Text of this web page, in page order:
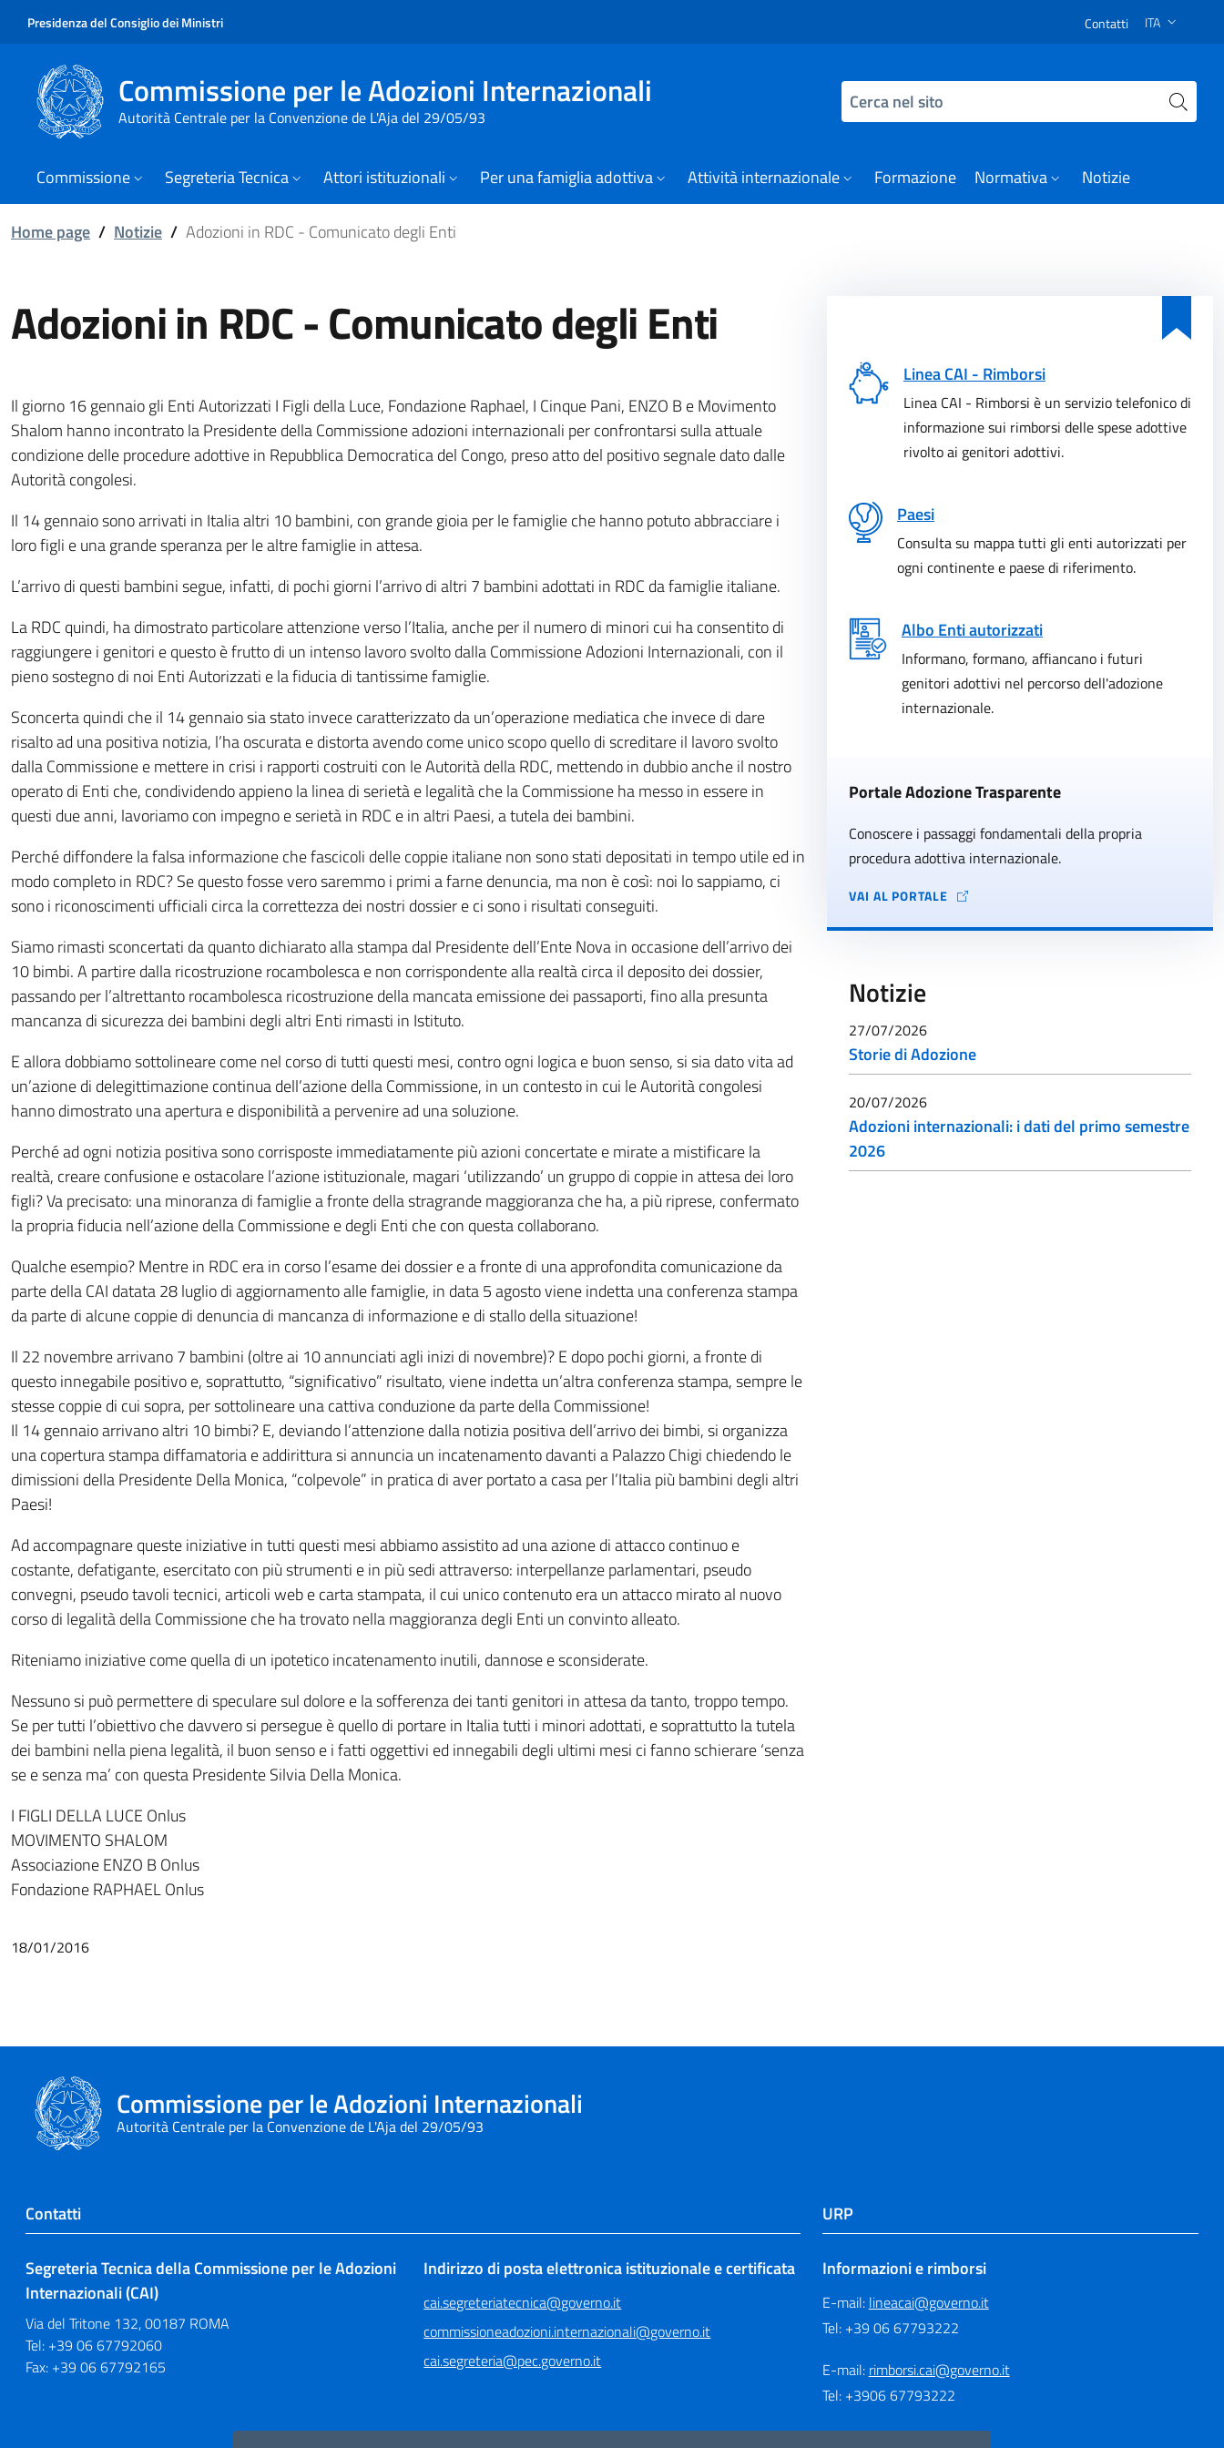
Presidenza del Consiglio dei Ministri Contatti SELEZIONE
ITA
Commissione per le Adozioni Internazionali
Autorità Centrale per la Convenzione de L'Aja del 29/05/93
Cerca nel sito
Commissione Segreteria Tecnica Attori istituzionali Per una famiglia adottiva Attività internazionale Formazione Normativa Notizie
Home page / Notizie / Adozioni in RDC - Comunicato degli Enti
Adozioni in RDC - Comunicato degli Enti
Il giorno 16 gennaio gli Enti Autorizzati I Figli della Luce, Fondazione Raphael, I Cinque Pani, ENZO B e Movimento
Shalom hanno incontrato la Presidente della Commissione adozioni internazionali per confrontarsi sulla attuale
condizione delle procedure adottive in Repubblica Democratica del Congo, preso atto del positivo segnale dato dalle
Autorità congolesi.
Il 14 gennaio sono arrivati in Italia altri 10 bambini, con grande gioia per le famiglie che hanno potuto abbracciare i
loro figli e una grande speranza per le altre famiglie in attesa.
L’arrivo di questi bambini segue, infatti, di pochi giorni l’arrivo di altri 7 bambini adottati in RDC da famiglie italiane.
La RDC quindi, ha dimostrato particolare attenzione verso l’Italia, anche per il numero di minori cui ha consentito di
raggiungere i genitori e questo è frutto di un intenso lavoro svolto dalla Commissione Adozioni Internazionali, con il
pieno sostegno di noi Enti Autorizzati e la fiducia di tantissime famiglie.
Sconcerta quindi che il 14 gennaio sia stato invece caratterizzato da un’operazione mediatica che invece di dare
risalto ad una positiva notizia, l’ha oscurata e distorta avendo come unico scopo quello di screditare il lavoro svolto
dalla Commissione e mettere in crisi i rapporti costruiti con le Autorità della RDC, mettendo in dubbio anche il nostro
operato di Enti che, condividendo appieno la linea di serietà e legalità che la Commissione ha messo in essere in
questi due anni, lavoriamo con impegno e serietà in RDC e in altri Paesi, a tutela dei bambini.
Perché diffondere la falsa informazione che fascicoli delle coppie italiane non sono stati depositati in tempo utile ed in
modo completo in RDC? Se questo fosse vero saremmo i primi a farne denuncia, ma non è così: noi lo sappiamo, ci
sono i riconoscimenti ufficiali circa la correttezza dei nostri dossier e ci sono i risultati conseguiti.
Siamo rimasti sconcertati da quanto dichiarato alla stampa dal Presidente dell’Ente Nova in occasione dell’arrivo dei
10 bimbi. A partire dalla ricostruzione rocambolesca e non corrispondente alla realtà circa il deposito dei dossier,
passando per l’altrettanto rocambolesca ricostruzione della mancata emissione dei passaporti, fino alla presunta
mancanza di sicurezza dei bambini degli altri Enti rimasti in Istituto.
E allora dobbiamo sottolineare come nel corso di tutti questi mesi, contro ogni logica e buon senso, si sia dato vita ad
un’azione di delegittimazione continua dell’azione della Commissione, in un contesto in cui le Autorità congolesi
hanno dimostrato una apertura e disponibilità a pervenire ad una soluzione.
Perché ad ogni notizia positiva sono corrisposte immediatamente più azioni concertate e mirate a mistificare la
realtà, creare confusione e ostacolare l’azione istituzionale, magari ‘utilizzando’ un gruppo di coppie in attesa dei loro
figli? Va precisato: una minoranza di famiglie a fronte della stragrande maggioranza che ha, a più riprese, confermato
la propria fiducia nell’azione della Commissione e degli Enti che con questa collaborano.
Qualche esempio? Mentre in RDC era in corso l’esame dei dossier e a fronte di una approfondita comunicazione da
parte della CAI datata 28 luglio di aggiornamento alle famiglie, in data 5 agosto viene indetta una conferenza stampa
da parte di alcune coppie di denuncia di mancanza di informazione e di stallo della situazione!
Il 22 novembre arrivano 7 bambini (oltre ai 10 annunciati agli inizi di novembre)? E dopo pochi giorni, a fronte di
questo innegabile positivo e, soprattutto, “significativo” risultato, viene indetta un’altra conferenza stampa, sempre le
stesse coppie di cui sopra, per sottolineare una cattiva conduzione da parte della Commissione!
Il 14 gennaio arrivano altri 10 bimbi? E, deviando l’attenzione dalla notizia positiva dell’arrivo dei bimbi, si organizza
una copertura stampa diffamatoria e addirittura si annuncia un incatenamento davanti a Palazzo Chigi chiedendo le
dimissioni della Presidente Della Monica, “colpevole” in pratica di aver portato a casa per l’Italia più bambini degli altri
Paesi!
Ad accompagnare queste iniziative in tutti questi mesi abbiamo assistito ad una azione di attacco continuo e
costante, defatigante, esercitato con più strumenti e in più sedi attraverso: interpellanze parlamentari, pseudo
convegni, pseudo tavoli tecnici, articoli web e carta stampata, il cui unico contenuto era un attacco mirato al nuovo
corso di legalità della Commissione che ha trovato nella maggioranza degli Enti un convinto alleato.
Riteniamo iniziative come quella di un ipotetico incatenamento inutili, dannose e sconsiderate.
Nessuno si può permettere di speculare sul dolore e la sofferenza dei tanti genitori in attesa da tanto, troppo tempo.
Se per tutti l’obiettivo che davvero si persegue è quello di portare in Italia tutti i minori adottati, e soprattutto la tutela
dei bambini nella piena legalità, il buon senso e i fatti oggettivi ed innegabili degli ultimi mesi ci fanno schierare ‘senza
se e senza ma’ con questa Presidente Silvia Della Monica.
I FIGLI DELLA LUCE Onlus
MOVIMENTO SHALOM
Associazione ENZO B Onlus
Fondazione RAPHAEL Onlus
18/01/2016
Linea CAI - Rimborsi
Linea CAI - Rimborsi è un servizio telefonico di
informazione sui rimborsi delle spese adottive
rivolto ai genitori adottivi.
Paesi
Consulta su mappa tutti gli enti autorizzati per
ogni continente e paese di riferimento.
Albo Enti autorizzati
Informano, formano, affiancano i futuri
genitori adottivi nel percorso dell'adozione
internazionale.
Portale Adozione Trasparente
Conoscere i passaggi fondamentali della propria
procedura adottiva internazionale.
VAI AL PORTALE
Notizie
27/07/2026
Storie di Adozione
20/07/2026
Adozioni internazionali: i dati del primo semestre
2026
Commissione per le Adozioni Internazionali
Autorità Centrale per la Convenzione de L'Aja del 29/05/93
Contatti
Segreteria Tecnica della Commissione per le Adozioni
Internazionali (CAI)
Via del Tritone 132, 00187 ROMA
Tel: +39 06 67792060
Fax: +39 06 67792165
Indirizzo di posta elettronica istituzionale e certificata
cai.segreteriatecnica@governo.it
commissioneadozioni.internazionali@governo.it
cai.segreteria@pec.governo.it
URP
Informazioni e rimborsi
E-mail: lineacai@governo.it
Tel: +39 06 67793222
E-mail: rimborsi.cai@governo.it
Tel: +3906 67793222